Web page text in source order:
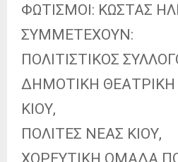
ΦΩΤΙΣΜΟΙ: ΚΩΣΤΑΣ
ΣΥΜΜΕΤΕΧΟΥΝ:
ΠΟΛΙΤΙΣΤΙΚΟΣ
ΔΗΜΟΤΙΚΗ
ΚΙΟΥ,
ΠΟΛΙΤΕΣ ΝΕΑΣ ΚΙΟΥ,
ΧΟΡΕΥΤΙΚΗ ΟΜΑΔΑ